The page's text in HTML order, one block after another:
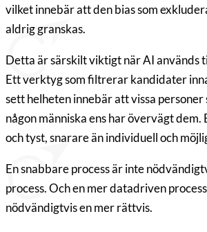
vilket innebär att den bias som
aldrig granskas.
Detta är särskilt viktigt när AI används
Ett verktyg som filtrerar kandidater
sett helheten innebär att vissa
någon människa ens har övervägt
och tyst, snarare än individuell och
En snabbare process är inte
process. Och en mer datadriven
nödvändigtvis en mer rättvis.